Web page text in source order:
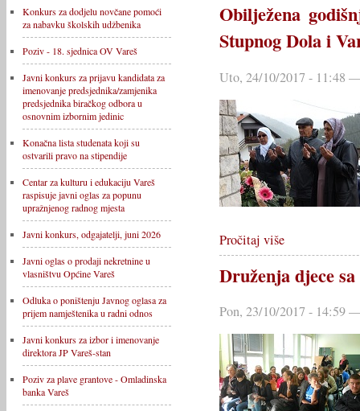
Konkurs za dodjelu novčane pomoći
za nabavku školskih udžbenika
Poziv - 18. sjednica OV Vareš
Javni konkurs za prijavu kandidata za
imenovanje predsjednika/zamjenika
predsjednika biračkog odbora u
osnovnim izbornim jedinic
Konačna lista studenata koji su
ostvarili pravo na stipendije
Centar za kulturu i edukaciju Vareš
raspisuje javni oglas za popunu
upražnjenog radnog mjesta
Javni konkurs, odgajatelji, juni 2026
Javni oglas o prodaji nekretnine u
vlasništvu Općine Vareš
Odluka o poništenju Javnog oglasa za
prijem namještenika u radni odnos
Javni konkurs za izbor i imenovanje
direktora JP Vareš-stan
Poziv za plave grantove - Omladinska
banka Vareš
Obilježena
Stupnog Dola i
Uto, 24/10/2017 - 11:48
Pročitaj više
Druženja djece
Pon, 23/10/2017 - 14:59